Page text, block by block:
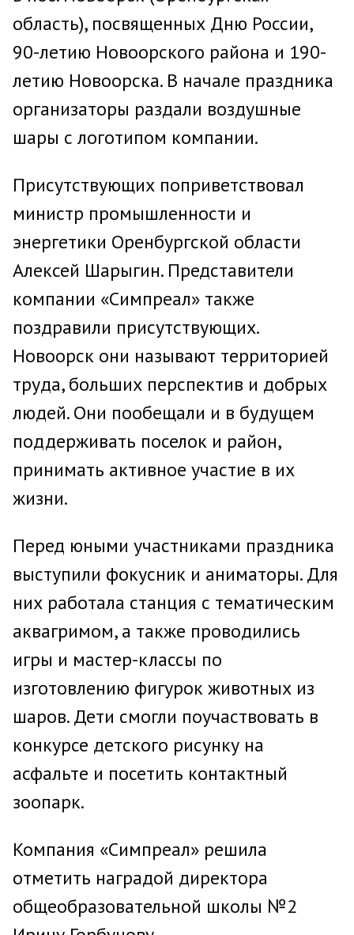
область), посвященных Дню России,
90-летию Новоорского района и 190-
летию Новоорска. В начале праздника
организаторы раздали воздушные
шары с логотипом компании.
Присутствующих поприветствовал
министр промышленности и
энергетики Оренбургской области
Алексей Шарыгин. Представители
компании «Симпреал» также
поздравили присутствующих.
Новоорск они называют территорией
труда, больших перспектив и добрых
людей. Они пообещали и в будущем
поддерживать поселок и район,
принимать активное участие в их
жизни.
Перед юными участниками праздника
выступили фокусник и аниматоры. Для
них работала станция с тематическим
аквагримом, а также проводились
игры и мастер-классы по
изготовлению фигурок животных из
шаров. Дети смогли поучаствовать в
конкурсе детского рисунку на
асфальте и посетить контактный
зоопарк.
Компания «Симпреал» решила
отметить наградой директора
общеобразовательной школы №2